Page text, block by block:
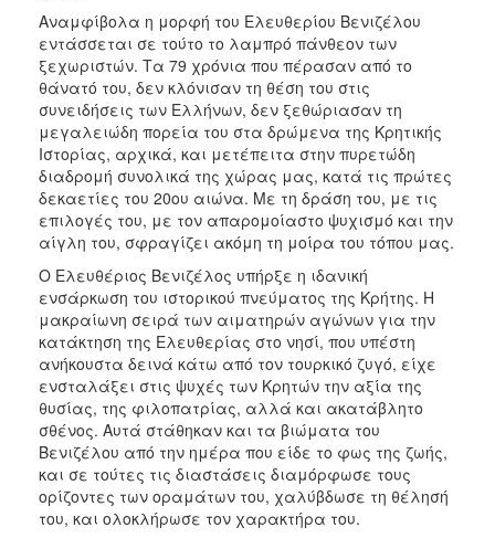
Αναμφίβολα η μορφή του Ελευθερίου Βενιζέλου
εντάσσεται σε τούτο το λαμπρό πάνθεον των
ξεχωριστών. Τα 79 χρόνια που πέρασαν από το
θάνατό του, δεν κλόνισαν τη θέση του στις
συνειδήσεις των Ελλήνων, δεν ξεθώριασαν τη
μεγαλειώδη πορεία του στα δρώμενα της Κρητικής
Ιστορίας, αρχικά, και μετέπειτα στην πυρετώδη
διαδρομή συνολικά της χώρας μας, κατά τις πρώτες
δεκαετίες του 20ου αιώνα. Με τη δράση του, με τις
επιλογές του, με τον απαρομοίαστο ψυχισμό και την
αίγλη του, σφραγίζει ακόμη τη μοίρα του τόπου μας.
Ο Ελευθέριος Βενιζέλος υπήρξε η ιδανική
ενσάρκωση του ιστορικού πνεύματος της Κρήτης. Η
μακραίωνη σειρά των αιματηρών αγώνων για την
κατάκτηση της Ελευθερίας στο νησί, που υπέστη
ανήκουστα δεινά κάτω από τον τουρκικό ζυγό, είχε
ενσταλάξει στις ψυχές των Κρητών την αξία της
θυσίας, της φιλοπατρίας, αλλά και ακατάβλητο
σθένος. Αυτά στάθηκαν και τα βιώματα του
Βενιζέλου από την ημέρα που είδε το φως της ζωής,
και σε τούτες τις διαστάσεις διαμόρφωσε τους
ορίζοντες των οραμάτων του, χαλύβδωσε τη θέλησή
του, και ολοκλήρωσε τον χαρακτήρα του.